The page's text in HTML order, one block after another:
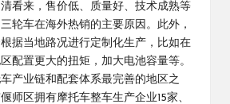
看来，售价低、质量好、技术成熟等
轮车在海外热销的主要原因。此外，
据当地路况进行定制化生产，比如在
配置更大的扭矩，加大电池容量等。
产业链和配套体系最完善的地区之
师区拥有摩托车整车生产企业15家、